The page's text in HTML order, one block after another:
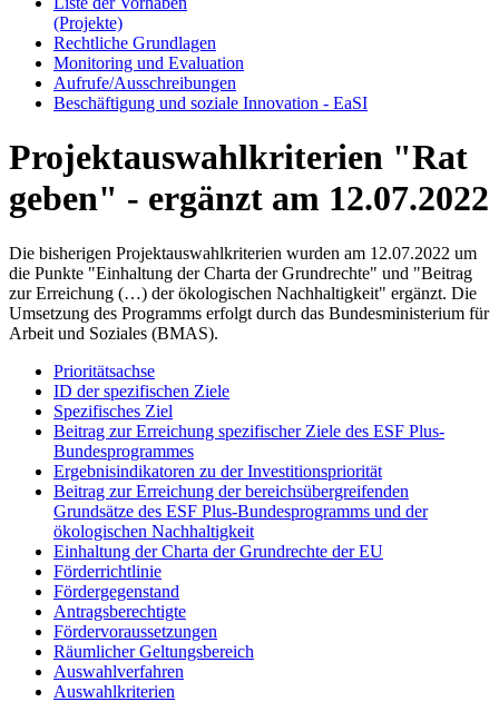
(Pro­jek­te)
Recht­li­che Grund­la­gen
Mo­ni­to­ring und Eva­lua­ti­on
Auf­ru­fe/Aus­schrei­bun­gen
Be­schäf­ti­gung und so­zia­le In­no­va­ti­on - Ea­SI
Projektauswahlkriterien "Rat
geben" - ergänzt am 12.07.2022
Die bisherigen Projektauswahlkriterien wurden am 12.07.2022 um
die Punkte "Einhaltung der Charta der Grundrechte" und "Beitrag
zur Erreichung (…) der ökologischen Nachhaltigkeit" ergänzt. Die
Umsetzung des Programms erfolgt durch das Bundesministerium für
Arbeit und Soziales (BMAS).
Prioritätsachse
ID der spezifischen Ziele
Spezifisches Ziel
Beitrag zur Erreichung spezifischer Ziele des ESF Plus-
Bundesprogrammes
Ergebnisindikatoren zu der Investitionspriorität
Beitrag zur Erreichung der bereichsübergreifenden
Grundsätze des ESF Plus-Bundesprogramms und der
ökologischen Nachhaltigkeit
Einhaltung der Charta der Grundrechte der EU
Förderrichtlinie
Fördergegenstand
Antragsberechtigte
Fördervoraussetzungen
Räumlicher Geltungsbereich
Auswahlverfahren
Auswahlkriterien